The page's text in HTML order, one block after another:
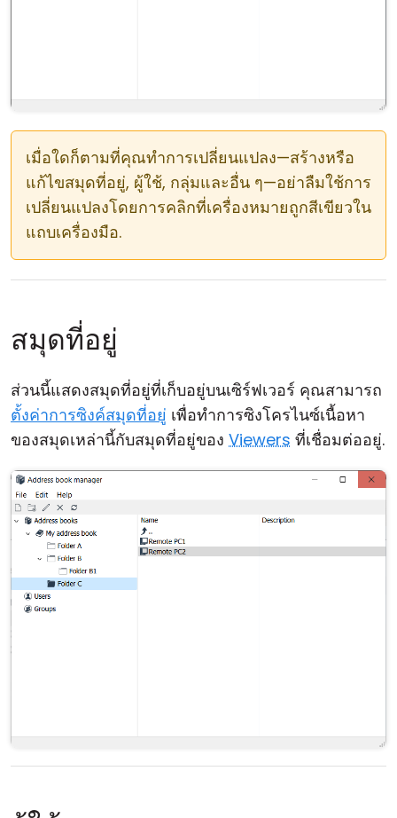
เมื่อใดก็ตามที่คุณทำการเปลี่ยนแปลง—สร้างหรือ
แก้ไขสมุดที่อยู่, ผู้ใช้, กลุ่มและอื่น ๆ—อย่าลืมใช้การ
เปลี่ยนแปลงโดยการคลิกที่เครื่องหมายถูกสีเขียวใน
แถบเครื่องมือ.
สมุดที่อยู่
ส่วนนี้แสดงสมุดที่อยู่ที่เก็บอยู่บนเซิร์ฟเวอร์ คุณสามารถ
ตั้งค่าการซิงค์สมุดที่อยู่ เพื่อทำการซิงโครไนซ์เนื้อหา
ของสมุดเหล่านี้กับสมุดที่อยู่ของ Viewers ที่เชื่อมต่ออยู่.